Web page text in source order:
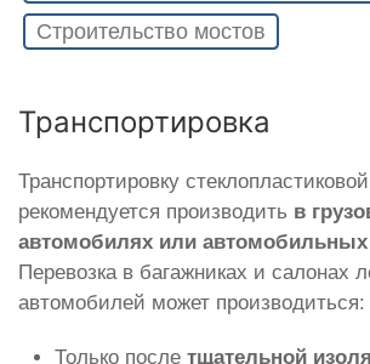
Строительство мостов
Транспортировка
Транспортировку
рекомендуется производить в
автомобилях или автомобильных
Перевозка в багажниках и салонах
автомобилей может производиться:
Только после тщательной